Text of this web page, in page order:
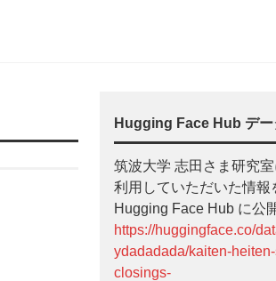
Hugging Face Hub デー
筑波大学 志田さま研究
利用していただいた情報
Hugging Face Hub に公
https://huggingface.co/
ydadadada/kaiten-
closings-